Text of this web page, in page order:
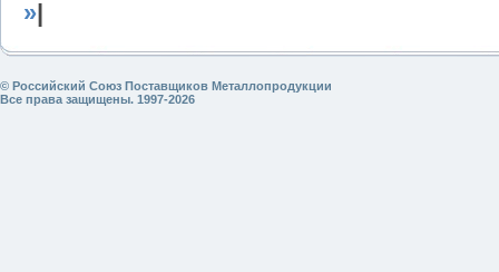
»
© Российский Союз Поставщиков Металлопродукции
Все права защищены. 1997-2026